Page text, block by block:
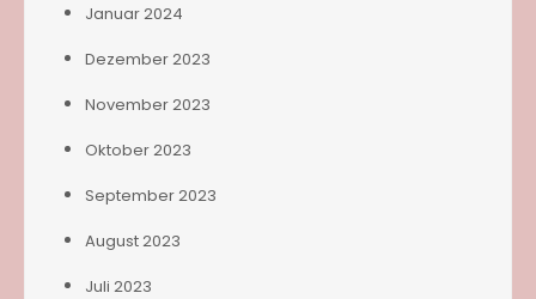
Januar 2024
Dezember 2023
November 2023
Oktober 2023
September 2023
August 2023
Juli 2023